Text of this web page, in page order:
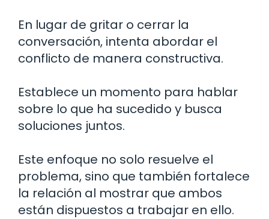
En lugar de gritar o cerrar la
conversación, intenta abordar el
conflicto de manera constructiva.
Establece un momento para hablar
sobre lo que ha sucedido y busca
soluciones juntos.
Este enfoque no solo resuelve el
problema, sino que también fortalece
la relación al mostrar que ambos
están dispuestos a trabajar en ello.